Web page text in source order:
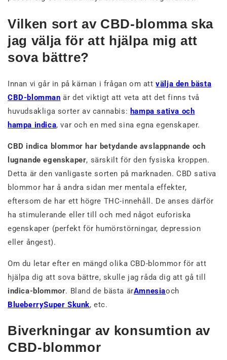
Vilken sort av CBD-blomma ska
jag välja för att hjälpa mig att
sova bättre?
Innan vi går in på kärnan i frågan om attvälja den bästa
CBD-blomman är det viktigt att veta att det finns två
huvudsakliga sorter av cannabis: hampa sativa och
hampa indica, var och en med sina egna egenskaper.
CBD indica blommor har betydande avslappnande och
lugnande egenskaper, särskilt för den fysiska kroppen.
Detta är den vanligaste sorten på marknaden. CBD sativa
blommor har å andra sidan mer mentala effekter,
eftersom de har ett högre THC-innehåll. De anses därför
ha stimulerande eller till och med något euforiska
egenskaper (perfekt för humörstörningar, depression
eller ångest).
Om du letar efter en mängd olika CBD-blommor för att
hjälpa dig att sova bättre, skulle jag råda dig att gå till
indica-blommor. Bland de bästa ärAmnesiaoch
BlueberrySuper Skunk, etc.
Biverkningar av konsumtion av
CBD-blommor